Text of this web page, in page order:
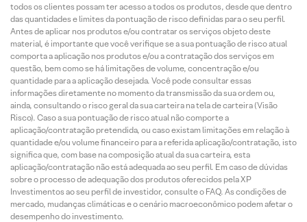
todos os clientes possam ter acesso a todos os produtos, desde que dentro
das quantidades e limites da pontuação de risco definidas para o seu perfil.
Antes de aplicar nos produtos e/ou contratar os serviços objeto deste
material, é importante que você verifique se a sua pontuação de risco atual
comporta a aplicação nos produtos e/ou a contratação dos serviços em
questão, bem como se há limitações de volume, concentração e/ou
quantidade para a aplicação desejada. Você pode consultar essas
informações diretamente no momento da transmissão da sua ordem ou,
ainda, consultando o risco geral da sua carteira na tela de carteira (Visão
Risco). Caso a sua pontuação de risco atual não comporte a
aplicação/contratação pretendida, ou caso existam limitações em relação à
quantidade e/ou volume financeiro para a referida aplicação/contratação, isto
significa que, com base na composição atual da sua carteira, esta
aplicação/contratação não está adequada ao seu perfil. Em caso de dúvidas
sobre o processo de adequação dos produtos oferecidos pela XP
Investimentos ao seu perfil de investidor, consulte o FAQ. As condições de
mercado, mudanças climáticas e o cenário macroeconômico podem afetar o
desempenho do investimento.